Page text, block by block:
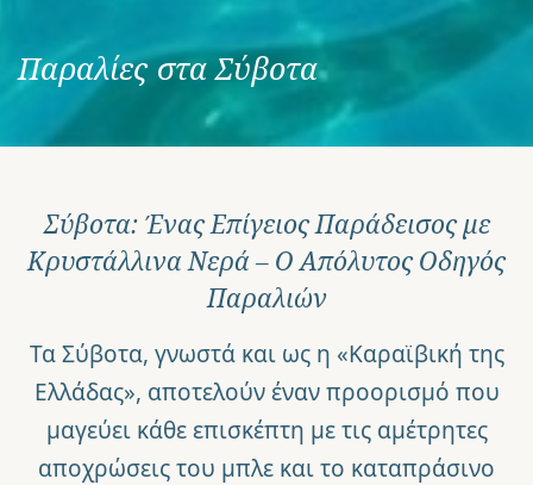
Παραλίες στα Σύβοτα
Σύβοτα: Ένας Επίγειος Παράδεισος με
Κρυστάλλινα Νερά – Ο Απόλυτος Οδηγός
Παραλιών
Τα Σύβοτα, γνωστά και ως η «Καραϊβική της
Ελλάδας», αποτελούν έναν προορισμό που
μαγεύει κάθε επισκέπτη με τις αμέτρητες
αποχρώσεις του μπλε και το καταπράσινο